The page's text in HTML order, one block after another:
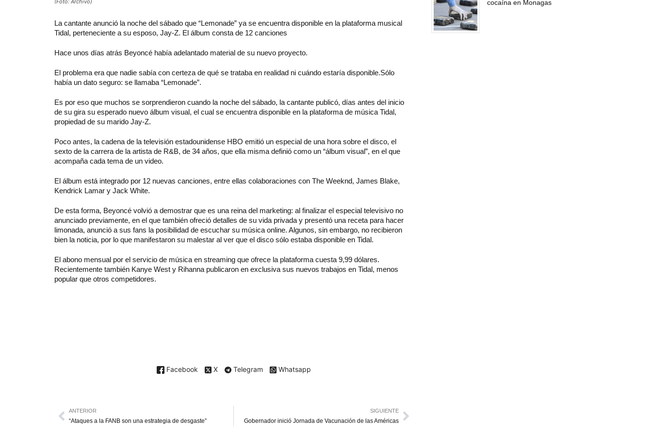
(Foto: Archivo)
La cantante anunció la noche del sábado que “Lemonade” ya se encuentra disponible en la plataforma musical
Tidal, perteneciente a su esposo, Jay-Z. El álbum consta de 12 canciones
Hace unos días atrás Beyoncé había adelantado material de su nuevo proyecto.
El problema era que nadie sabía con certeza de qué se trataba en realidad ni cuándo estaría disponible.Sólo
había un dato seguro: se llamaba “Lemonade”.
Es por eso que muchos se sorprendieron cuando la noche del sábado, la cantante publicó, días antes del inicio
de su gira su esperado nuevo álbum visual, el cual se encuentra disponible en la plataforma de música Tidal,
propiedad de su marido Jay-Z.
Poco antes, la cadena de la televisión estadounidense HBO emitió un especial de una hora sobre el disco, el
sexto de la carrera de la artista de R&B, de 34 años, que ella misma definió como un “álbum visual”, en el que
acompaña cada tema de un video.
El álbum está integrado por 12 nuevas canciones, entre ellas colaboraciones con The Weeknd, James Blake,
Kendrick Lamar y Jack White.
De esta forma, Beyoncé volvió a demostrar que es una reina del marketing: al finalizar el especial televisivo no
anunciado previamente, en el que también ofreció detalles de su vida privada y presentó una receta para hacer
limonada, anunció a sus fans la posibilidad de escuchar su música online. Algunos, sin embargo, no recibieron
bien la noticia, por lo que manifestaron su malestar al ver que el disco sólo estaba disponible en Tidal.
El abono mensual por el servicio de música en streaming que ofrece la plataforma cuesta 9,99 dólares.
Recientemente también Kanye West y Rihanna publicaron en exclusiva sus nuevos trabajos en Tidal, menos
popular que otros competidores.
Facebook X Telegram Whatsapp
cocaína en Monagas
ANTERIOR
“Ataques a la FANB son una estrategia de desgaste”
SIGUIENTE
Gobernador inició Jornada de Vacunación de las Américas